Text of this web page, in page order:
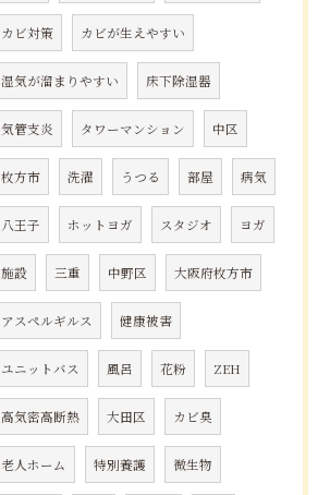
カビ対策 カビが生えやすい
湿気が溜まりやすい 床下除湿器
気管支炎 タワーマンション 中区
枚方市 洗濯 うつる 部屋 病気
八王子 ホットヨガ スタジオ ヨガ
施設 三重 中野区 大阪府枚方市
アスペルギルス 健康被害
ユニットバス 風呂 花粉 ZEH
高気密高断熱 大田区 カビ臭
老人ホーム 特別養護 微生物